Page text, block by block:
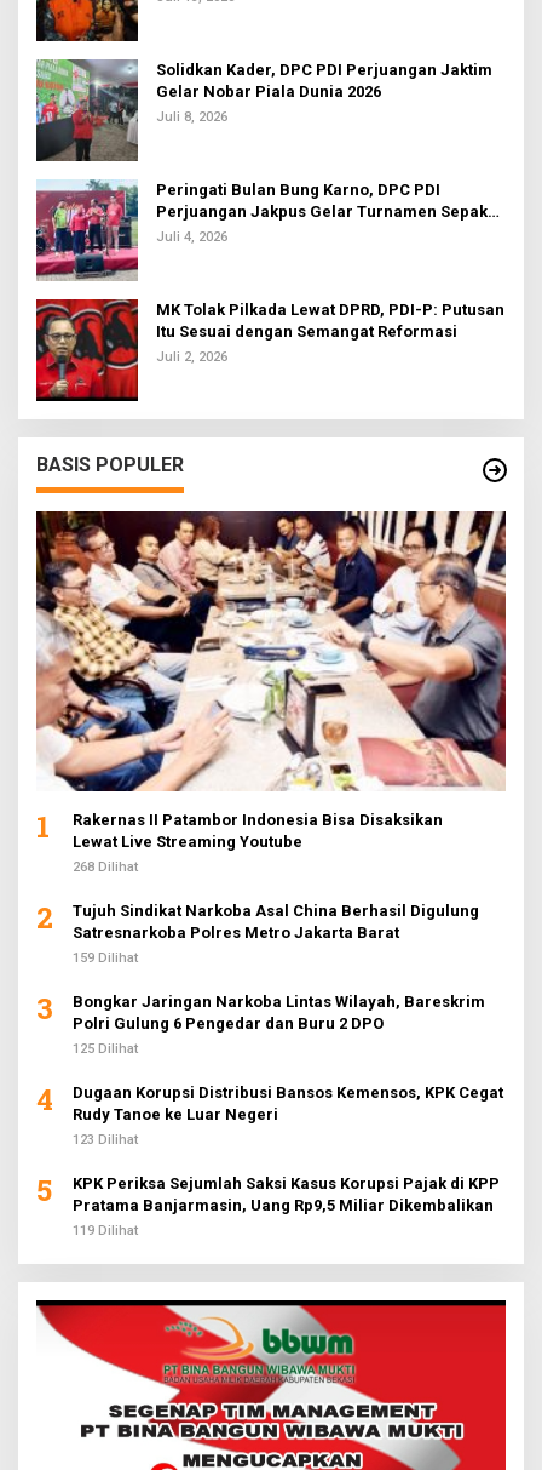
Solidkan Kader, DPC PDI Perjuangan Jaktim
Gelar Nobar Piala Dunia 2026
Juli 8, 2026
Peringati Bulan Bung Karno, DPC PDI
Perjuangan Jakpus Gelar Turnamen Sepak
Bola U-20
Juli 4, 2026
MK Tolak Pilkada Lewat DPRD, PDI-P: Putusan
Itu Sesuai dengan Semangat Reformasi
Juli 2, 2026
BASIS POPULER
1
Rakernas II Patambor Indonesia Bisa Disaksikan
Lewat Live Streaming Youtube
268 Dilihat
2
Tujuh Sindikat Narkoba Asal China Berhasil Digulung
Satresnarkoba Polres Metro Jakarta Barat
159 Dilihat
3
Bongkar Jaringan Narkoba Lintas Wilayah, Bareskrim
Polri Gulung 6 Pengedar dan Buru 2 DPO
125 Dilihat
4
Dugaan Korupsi Distribusi Bansos Kemensos, KPK Cegat
Rudy Tanoe ke Luar Negeri
123 Dilihat
5
KPK Periksa Sejumlah Saksi Kasus Korupsi Pajak di KPP
Pratama Banjarmasin, Uang Rp9,5 Miliar Dikembalikan
119 Dilihat